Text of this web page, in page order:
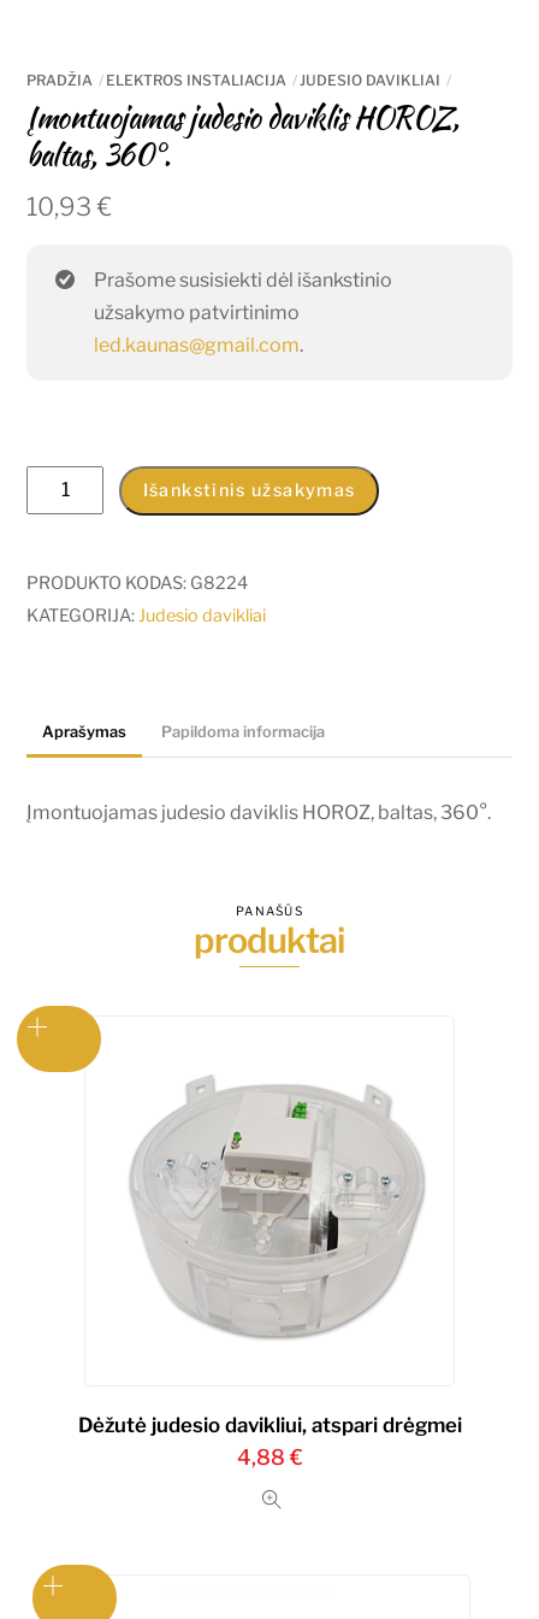
PRADŽIA ELEKTROS INSTALIACIJA JUDESIO DAVIKLIAI
Įmontuojamas judesio daviklis HOROZ,
baltas, 360°.
10,93€
Prašome susisiekti dėl išankstinio
užsakymo patvirtinimo
led.kaunas@gmail.com.
produkto
kiekis:
judesio
daviklis
Išankstinis užsakymas
PRODUKTO KODAS: G8224
KATEGORIJA:Judesio davikliai
Aprašymas Papildoma informacija
Įmontuojamas judesio daviklis HOROZ, baltas, 360°.
PANAŠŪS
produktai
Dėžutė judesio davikliui, atspari drėgmei
4,88 €